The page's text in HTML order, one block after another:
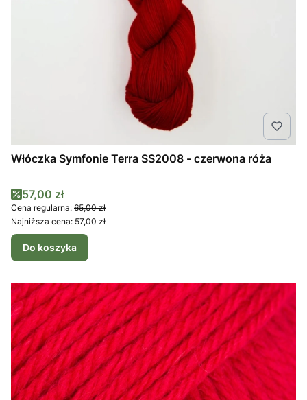
Włóczka Symfonie Terra SS2008 - czerwona róża
Cena promocyjna
57,00 zł
Cena regularna: 65,00 zł
Najniższa cena: 57,00 zł
Do koszyka